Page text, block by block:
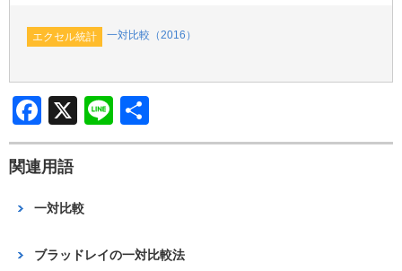
エクセル統計 一対比較（2016）
F
a
c
e
b
o
X
Li
n
有
関連用語
一対比較
ブラッドレイの一対比較法